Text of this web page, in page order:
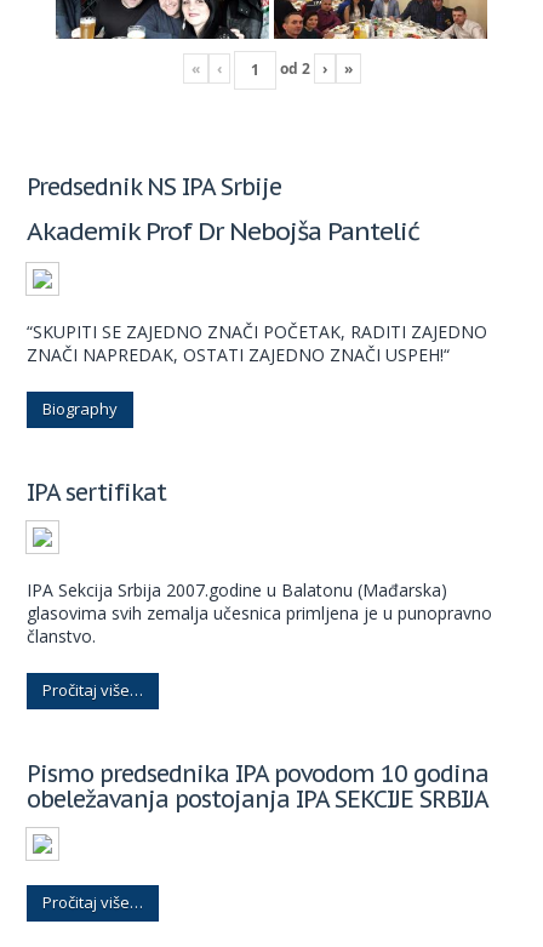
« ‹ od 2 › »
Predsednik NS IPA Srbije
Akademik Prof Dr Nebojša Pantelić
“SKUPITI SE ZAJEDNO ZNAČI POČETAK, RADITI ZAJEDNO
ZNAČI NAPREDAK, OSTATI ZAJEDNO ZNAČI USPEH!“
Biography
IPA sertifikat
IPA Sekcija Srbija 2007.godine u Balatonu (Mađarska)
glasovima svih zemalja učesnica primljena je u punopravno
članstvo.
Pročitaj više…
Pismo predsednika IPA povodom 10 godina
obeležavanja postojanja IPA SEKCIJE SRBIJA
Pročitaj više…